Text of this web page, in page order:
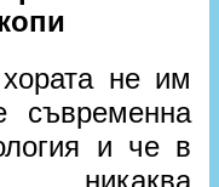
не им
съвременна
и че в